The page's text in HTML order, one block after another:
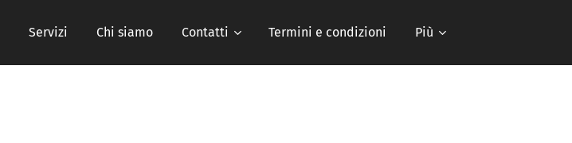
Servizi Chi siamo Contatti Termini e condizioni Più